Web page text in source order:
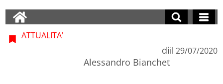
ATTUALITA'
di
Alessandro Bianchet
il 29/07/2020